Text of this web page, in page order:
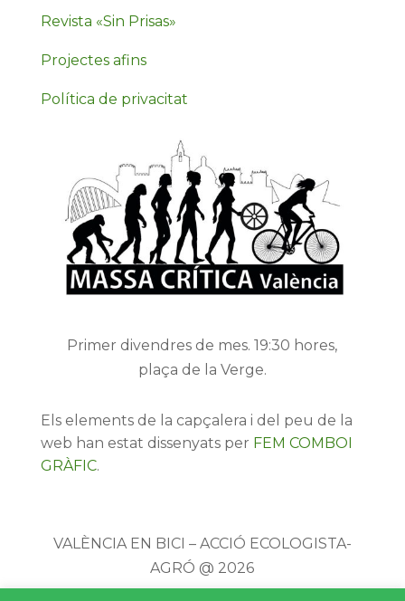
Revista «Sin Prisas»
Projectes afins
Política de privacitat
Primer divendres de mes. 19:30 hores,
plaça de la Verge.
Els elements de la capçalera i del peu de la
web han estat dissenyats per FEM COMBOI
GRÀFIC.
VALÈNCIA EN BICI – ACCIÓ ECOLOGISTA-
AGRÓ @ 2026